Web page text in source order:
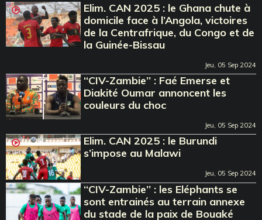
Elim. CAN 2025 : le Ghana chute à
domicile face à l’Angola, victoires
de la Centrafrique, du Congo et de
la Guinée-Bissau
Jeu, 05 Sep 2024
‘‘CIV-Zambie’’ : Faé Emerse et
Diakité Oumar annoncent les
couleurs du choc
Jeu, 05 Sep 2024
Elim. CAN 2025 : le Burundi
s’impose au Malawi
Jeu, 05 Sep 2024
‘‘CIV-Zambie’’ : les Eléphants se
sont entrainés au terrain annexe
du stade de la paix de Bouaké